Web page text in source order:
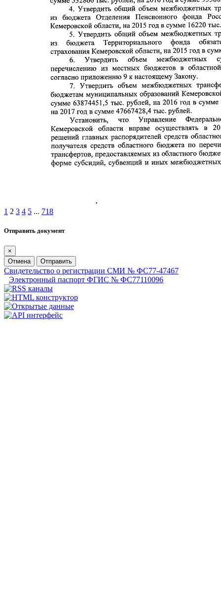
1 2 3 4 5 ... 718
Отправить документ
×
Отмена
Отправить
Свидетельство о регистрации СМИ № ФС77-47467
Электронный паспорт ФГИС № ФС77110096